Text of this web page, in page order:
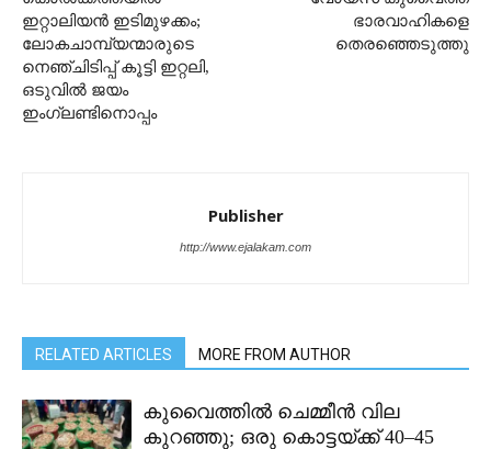
ഇറ്റാലിയൻ ഇടിമുഴക്കം;
ലോകചാമ്പ്യന്മാരുടെ
നെഞ്ചിടിപ്പ് കൂട്ടി ഇറ്റലി,
ഒടുവിൽ ജയം
ഇംഗ്ലണ്ടിനൊപ്പം
ഭാരവാഹികളെ
തെരഞ്ഞെടുത്തു
Publisher
http://www.ejalakam.com
RELATED ARTICLES MORE FROM AUTHOR
കുവൈത്തിൽ ചെമ്മീൻ വില
കുറഞ്ഞു; ഒരു കൊട്ടയ്ക്ക് 40–45